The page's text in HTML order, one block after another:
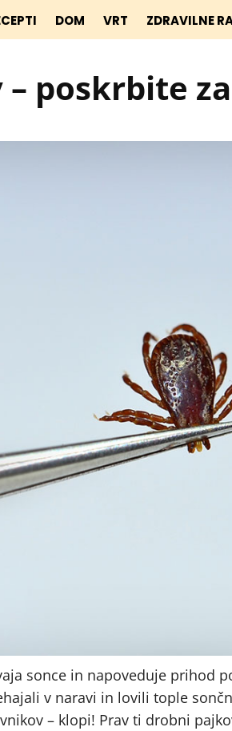
DOM VRT ZDRAVILNE
poskrbite
sonce in napoveduje prihod
v naravi in lovili tople
– klopi! Prav ti drobni